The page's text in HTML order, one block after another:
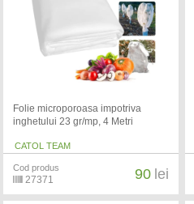
Folie microporoasa impotriva
inghetului 23 gr/mp, 4 Metri
CATOL TEAM
Cod produs
27371 90 lei